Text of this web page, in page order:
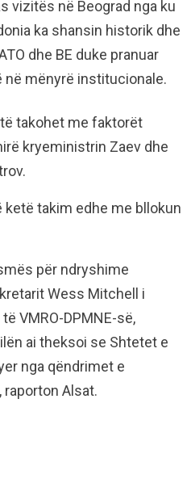
vizitës në Beograd nga ku
ka shansin historik dhe
dhe BE duke pranuar
në mënyrë institucionale.
takohet me faktorët
kryeministrin Zaev dhe
takim edhe me bllokun
për ndryshime
Wess Mitchell i
VMRO-DPMNE-së,
ai theksoi se Shtetet e
nga qëndrimet e
Alsat.